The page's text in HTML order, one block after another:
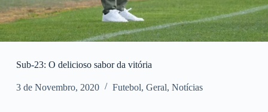
Sub-23: O delicioso sabor da vitória
3 de Novembro, 2020 Futebol, Geral, Notícias